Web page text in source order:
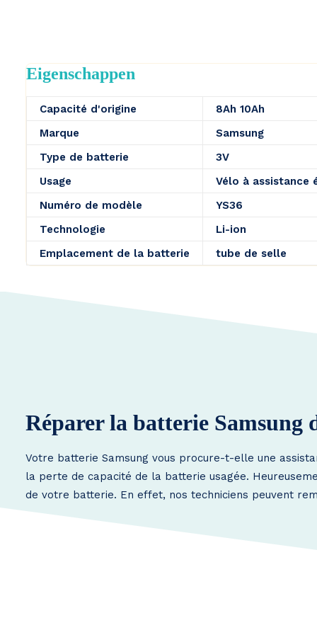
Eigenschappen
Capacité d'origine
8Ah 10Ah
Marque
Samsung
Type de batterie
3V
Usage
Vélo à assistance
Numéro de modèle
YS36
Technologie
Li-ion
Emplacement de la batterie
tube de selle
Réparer la batterie Samsung
Votre batterie Samsung vous procure-t-elle une
la perte de capacité de la batterie usagée.
de votre batterie. En effet, nos techniciens peuvent